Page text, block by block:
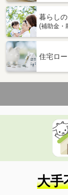
滋賀県草津市草
滋賀県大津市馬
暮らし
(補助金・
住宅ロ
大手